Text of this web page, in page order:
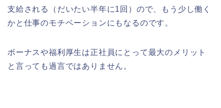
支給される（だいたい半年に1回）ので、もう少し働く
かと仕事のモチベーションにもなるのです。
ボーナスや福利厚生は正社員にとって最大のメリット
と言っても過言ではありません。